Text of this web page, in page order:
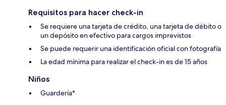
Requisitos para hacer check-in
Se requiere una tarjeta de crédito, una tarjeta de débito o
un depósito en efectivo para cargos imprevistos
Se puede requerir una identificación oficial con fotografía
La edad mínima para realizar el check-in es de 15 años
Niños
Guardería*